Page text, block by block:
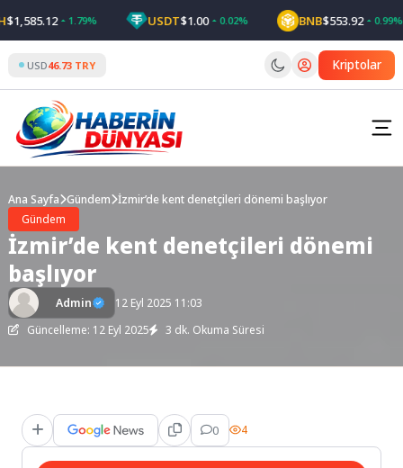
to
content
1.79% USDT$1.00 0.02% BNB$553.92 0.99%
USD46.73 TRY Kriptolar
Ana Sayfa Gündem İzmir’de kent denetçileri dönemi başlıyor
Gündem
İzmir’de kent denetçileri dönemi
başlıyor
Admin
12 Eyl 2025 11:03
Güncelleme: 12 Eyl 2025
3 dk. Okuma Süresi
0 4